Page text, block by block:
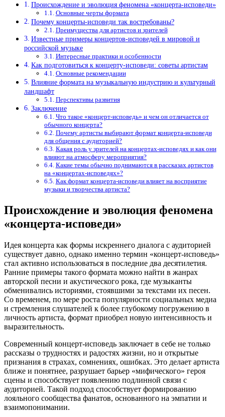
Происхождение и эволюция феномена «концерта-исповеди»
Основные черты формата
Почему концерты-исповеди так востребованы?
Преимущества для артистов и зрителей
Известные примеры концертов-исповедей в мировой и
российской музыке
Интересные практики и особенности
Как подготовиться к концерту-исповеди: советы артистам
Основные рекомендации
Влияние формата на музыкальную индустрию и культурный
ландшафт
Перспективы развития
Заключение
Что такое «концерт-исповедь» и чем он отличается от
обычного концерта?
Почему артисты выбирают формат концерта-исповеди
для общения с аудиторией?
Какая роль у зрителей на концертах-исповедях и как они
влияют на атмосферу мероприятия?
Какие темы обычно поднимаются в рассказах артистов
на «концертах-исповедях»?
Как формат концерта-исповеди влияет на восприятие
музыки и творчества артиста?
Происхождение и эволюция феномена
«концерта-исповеди»
Идея концерта как формы искреннего диалога с аудиторией
существует давно, однако именно термин «концерт-исповедь»
стал активно использоваться в последние два десятилетия.
Ранние примеры такого формата можно найти в жанрах
авторской песни и акустического рока, где музыканты
обменивались историями, стоявшими за текстами их песен.
Со временем, по мере роста популярности социальных медиа
и стремления слушателей к более глубокому погружению в
личность артиста, формат приобрел новую интенсивность и
выразительность.
Современный концерт-исповедь заключает в себе не только
рассказы о трудностях и радостях жизни, но и открытые
признания в страхах, сомнениях, ошибках. Это делает артиста
ближе и понятнее, разрушает барьер «мифического» героя
сцены и способствует появлению подлинной связи с
аудиторией. Такой подход способствует формированию
лояльного сообщества фанатов, основанного на эмпатии и
взаимопонимании.